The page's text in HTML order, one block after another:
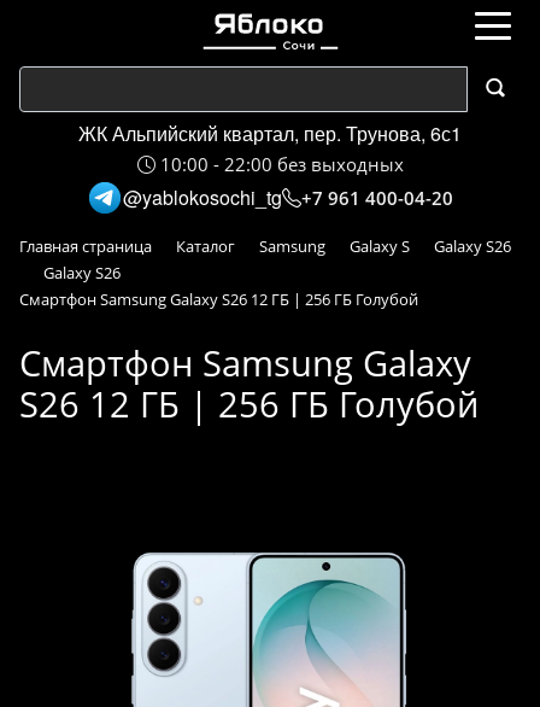
ЖК Альпийский квартал, пер. Трунова, 6с1
10:00 - 22:00 без выходных
@yablokosochi_tg +7 961 400-04-20
Главная страница Каталог Samsung Galaxy S
Galaxy S26
Galaxy S26
Смартфон Samsung Galaxy S26 12 ГБ | 256 ГБ Голубой
Смартфон Samsung Galaxy
S26 12 ГБ | 256 ГБ Голубой